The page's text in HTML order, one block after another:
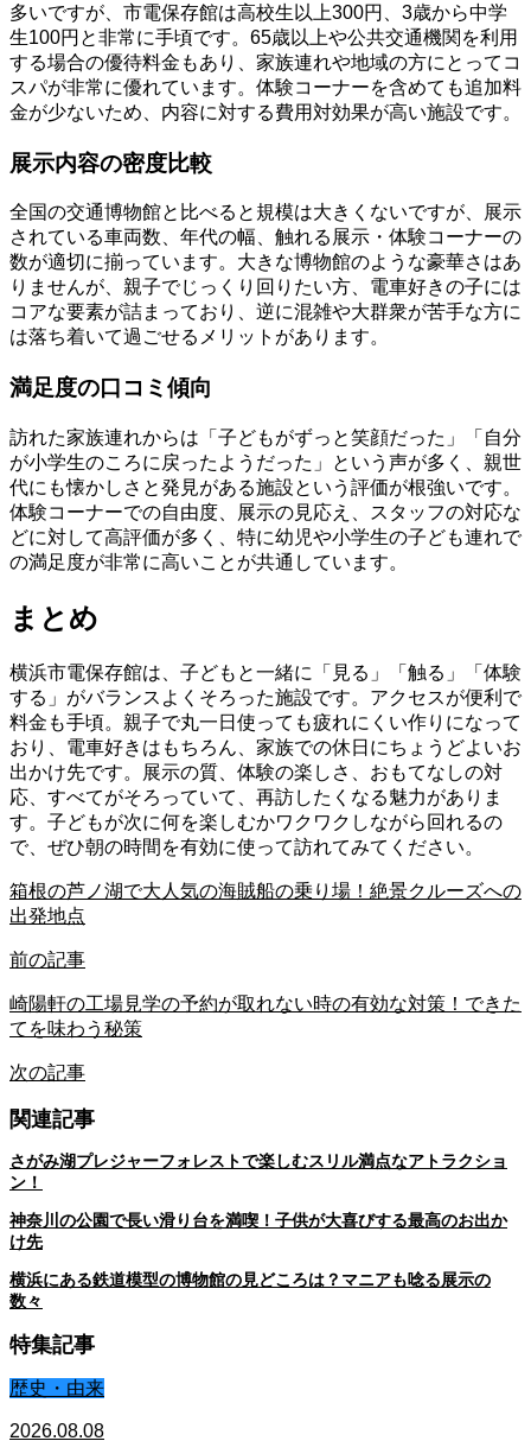
多いですが、市電保存館は高校生以上300円、3歳から中学
生100円と非常に手頃です。65歳以上や公共交通機関を利用
する場合の優待料金もあり、家族連れや地域の方にとってコ
スパが非常に優れています。体験コーナーを含めても追加料
金が少ないため、内容に対する費用対効果が高い施設です。
展示内容の密度比較
全国の交通博物館と比べると規模は大きくないですが、展示
されている車両数、年代の幅、触れる展示・体験コーナーの
数が適切に揃っています。大きな博物館のような豪華さはあ
りませんが、親子でじっくり回りたい方、電車好きの子には
コアな要素が詰まっており、逆に混雑や大群衆が苦手な方に
は落ち着いて過ごせるメリットがあります。
満足度の口コミ傾向
訪れた家族連れからは「子どもがずっと笑顔だった」「自分
が小学生のころに戻ったようだった」という声が多く、親世
代にも懐かしさと発見がある施設という評価が根強いです。
体験コーナーでの自由度、展示の見応え、スタッフの対応な
どに対して高評価が多く、特に幼児や小学生の子ども連れで
の満足度が非常に高いことが共通しています。
まとめ
横浜市電保存館は、子どもと一緒に「見る」「触る」「体験
する」がバランスよくそろった施設です。アクセスが便利で
料金も手頃。親子で丸一日使っても疲れにくい作りになって
おり、電車好きはもちろん、家族での休日にちょうどよいお
出かけ先です。展示の質、体験の楽しさ、おもてなしの対
応、すべてがそろっていて、再訪したくなる魅力がありま
す。子どもが次に何を楽しむかワクワクしながら回れるの
で、ぜひ朝の時間を有効に使って訪れてみてください。
箱根の芦ノ湖で大人気の海賊船の乗り場！絶景クルーズへの
出発地点
前の記事
崎陽軒の工場見学の予約が取れない時の有効な対策！できた
てを味わう秘策
次の記事
関連記事
さがみ湖プレジャーフォレストで楽しむスリル満点なアトラクショ
ン！
神奈川の公園で長い滑り台を満喫！子供が大喜びする最高のお出か
け先
横浜にある鉄道模型の博物館の見どころは？マニアも唸る展示の
数々
特集記事
歴史・由来
2026.08.08